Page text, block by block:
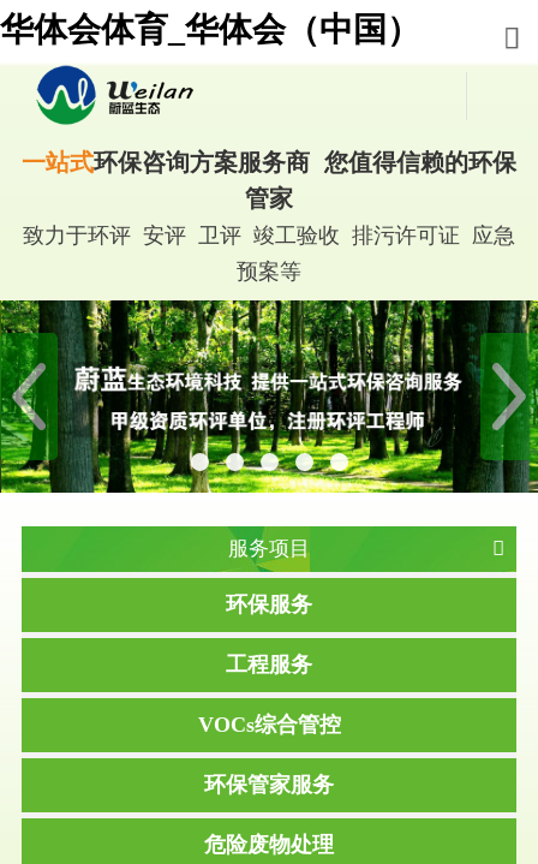
华体会体育_华体会（中国）
一站式环保咨询方案服务商 您值得信赖的环保
管家
致力于环评 安评 卫评 竣工验收 排污许可证 应急
预案等
服务项目
环保服务
工程服务
VOCs综合管控
环保管家服务
危险废物处理